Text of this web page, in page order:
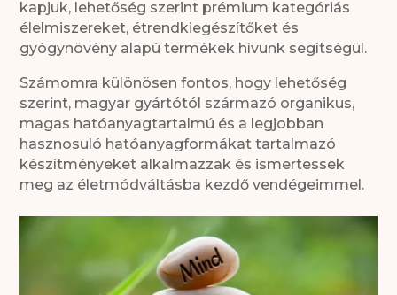
kapjuk, lehetőség szerint prémium kategóriás
élelmiszereket, étrendkiegészítőket és
gyógynövény alapú termékek hívunk segítségül.
Számomra különösen fontos, hogy lehetőség
szerint, magyar gyártótól származó organikus,
magas hatóanyagtartalmú és a legjobban
hasznosuló hatóanyagformákat tartalmazó
készítményeket alkalmazzak és ismertessek
meg az életmódváltásba kezdő vendégeimmel.